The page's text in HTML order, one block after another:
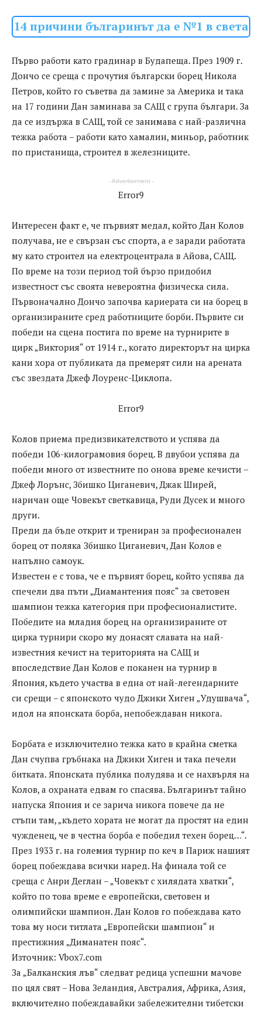
14 причини българинът да е №1 в света
Първо работи като градинар в Будапеща. През 1909 г.
Дончо се среща с прочутия български борец Никола
Петров, който го съветва да замине за Америка и така
на 17 години Дан заминава за САЩ с група българи. За
да се издържа в САЩ, той се занимава с най-различна
тежка работа – работи като хамалин, миньор, работник
по пристанища, строител в железниците.
- Advertisement -
Error9
Интересен факт е, че първият медал, който Дан Колов
получава, не е свързан със спорта, а е заради работата
му като строител на електроцентрала в Айова, САЩ.
По време на този период той бързо придобил
известност със своята невероятна физическа сила.
Първоначално Дончо започва кариерата си на борец в
организираните сред работниците борби. Първите си
победи на сцена постига по време на турнирите в
цирк „Виктория“ от 1914 г., когато директорът на цирка
кани хора от публиката да премерят сили на арената
със звездата Джеф Лоуренс-Циклопа.
Error9
Колов приема предизвикателството и успява да
победи 106-килограмовия борец. В двубои успява да
победи много от известните по онова време кечисти –
Джеф Лорънс, Збишко Циганевич, Джак Ширей,
наричан още Човекът светкавица, Руди Дусек и много
други.
Преди да бъде открит и трениран за професионален
борец от поляка Збишко Циганевич, Дан Колов е
напълно самоук.
Известен е с това, че е първият борец, който успява да
спечели два пъти „Диамантения пояс“ за световен
шампион тежка категория при професионалистите.
Победите на младия борец на организираните от
цирка турнири скоро му донасят славата на най-
известния кечист на територията на САЩ и
впоследствие Дан Колов е поканен на турнир в
Япония, където участва в една от най-легендарните
си срещи – с японското чудо Джики Хиген „Удушвача“,
идол на японската борба, непобеждаван никога.
Борбата е изключително тежка като в крайна сметка
Дан счупва гръбнака на Джики Хиген и така печели
битката. Японската публика полудява и се нахвърля на
Колов, а охраната едвам го спасява. Българинът тайно
напуска Япония и се зарича никога повече да не
стъпи там, „където хората не могат да простят на един
чужденец, че в честна борба е победил техен борец…“.
През 1933 г. на големия турнир по кеч в Париж нашият
борец побеждава всички наред. На финала той се
среща с Анри Деглан – „Човекът с хилядата хватки“,
който по това време е европейски, световен и
олимпийски шампион. Дан Колов го побеждава като
това му носи титлата „Европейски шампион“ и
престижния „Диманатен пояс“.
Източник: Vbox7.com
За „Балканския лъв“ следват редица успешни мачове
по цял свят – Нова Зеландия, Австралия, Африка, Азия,
включително побеждавайки забележителни тибетски